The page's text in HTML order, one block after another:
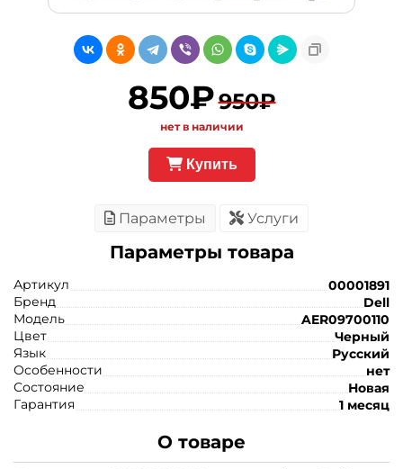
850₽950₽
нет в наличии
Купить
Параметры Услуги
Параметры товара
Артикул
00001891
Бренд
Dell
Модель
AER09700110
Цвет
Черный
Язык
Русский
Особенности
нет
Состояние
Новая
Гарантия
1 месяц
О товаре